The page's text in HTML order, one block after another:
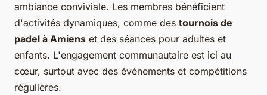
ambiance conviviale. Les membres bénéficient
d'activités dynamiques, comme des tournois de
padel à Amiens et des séances pour adultes et
enfants. L'engagement communautaire est ici au
cœur, surtout avec des événements et compétitions
régulières.